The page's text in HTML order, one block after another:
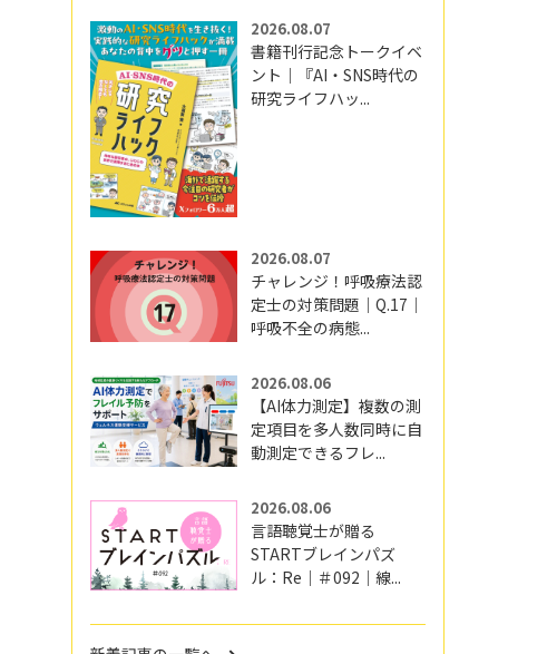
2026.08.07
書籍刊行記念トークイベ
ント｜『AI・SNS時代の
研究ライフハッ...
2026.08.07
チャレンジ！呼吸療法認
定士の対策問題｜Q.17｜
呼吸不全の病態...
2026.08.06
【AI体力測定】複数の測
定項目を多人数同時に自
動測定できるフレ...
2026.08.06
言語聴覚士が贈る
STARTブレインパズ
ル：Re｜＃092｜線...